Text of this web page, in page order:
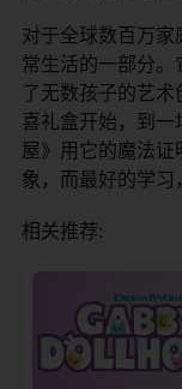
对于全球数百万家
常生活的一部分
了无数孩子的艺
喜礼盒开始，到
屋》用它的魔法
象，而最好的学习
相关推荐: